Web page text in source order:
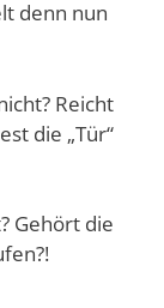
denn nun
Reicht
die „Tür“
Gehört die